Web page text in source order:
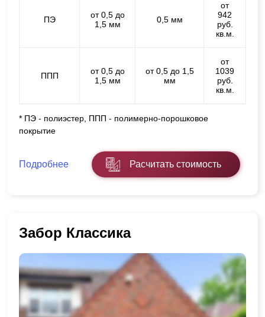
ПЭ
от 0,5 до
1,5 мм
0,5 мм
от
942
руб.
кв.м.
ППП
от 0,5 до
1,5 мм
от 0,5 до 1,5
мм
от
1039
руб.
кв.м.
* ПЭ - полиэстер, ППП - полимерно-порошковое
покрытие
Подробнее Расчитать стоимость
Забор Классика